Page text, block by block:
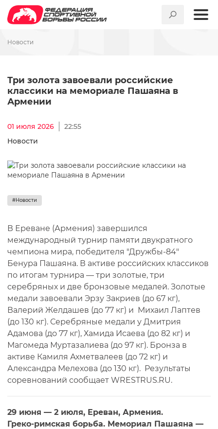
Новости
Три золота завоевали российские
классики на мемориале Пашаяна в
Армении
01 июля 2026
22:55
Новости
#Новости
В Ереване (Армения) завершился
международный турнир памяти двукратного
чемпиона мира, победителя "Дружбы-84"
Бенура Пашаяна. В активе российских классиков
по итогам турнира — три золотые, три
серебряных и две бронзовые медалей. Золотые
медали завоевали Эрзу Закриев (до 67 кг),
Валерий Желдашев (до 77 кг) и Михаил Лаптев
(до 130 кг). Серебряные медали у Дмитрия
Адамова (до 77 кг), Хамида Исаева (до 82 кг) и
Магомеда Муртазалиева (до 97 кг). Бронза в
активе Камиля Ахметвалеев (до 72 кг) и
Александра Мелехова (до 130 кг). Результаты
соревнований сообщает WRESTRUS.RU.
29 июня — 2 июля, Ереван, Армения.
Греко-римская борьба. Мемориал Пашаяна —